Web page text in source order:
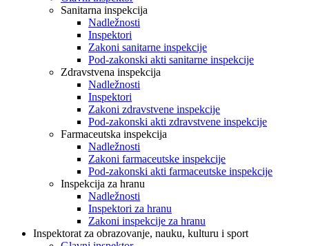
Sanitarna inspekcija
Nadležnosti
Inspektori
Zakoni sanitarne inspekcije
Pod-zakonski akti sanitarne inspekcije
Zdravstvena inspekcija
Nadležnosti
Inspektori
Zakoni zdravstvene inspekcije
Pod-zakonski akti zdravstvene inspekcije
Farmaceutska inspekcija
Nadležnosti
Zakoni farmaceutske inspekcije
Pod-zakonski akti farmaceutske inspekcije
Inspekcija za hranu
Nadležnosti
Inspektori za hranu
Zakoni inspekcije za hranu
Inspektorat za obrazovanje, nauku, kulturu i sport